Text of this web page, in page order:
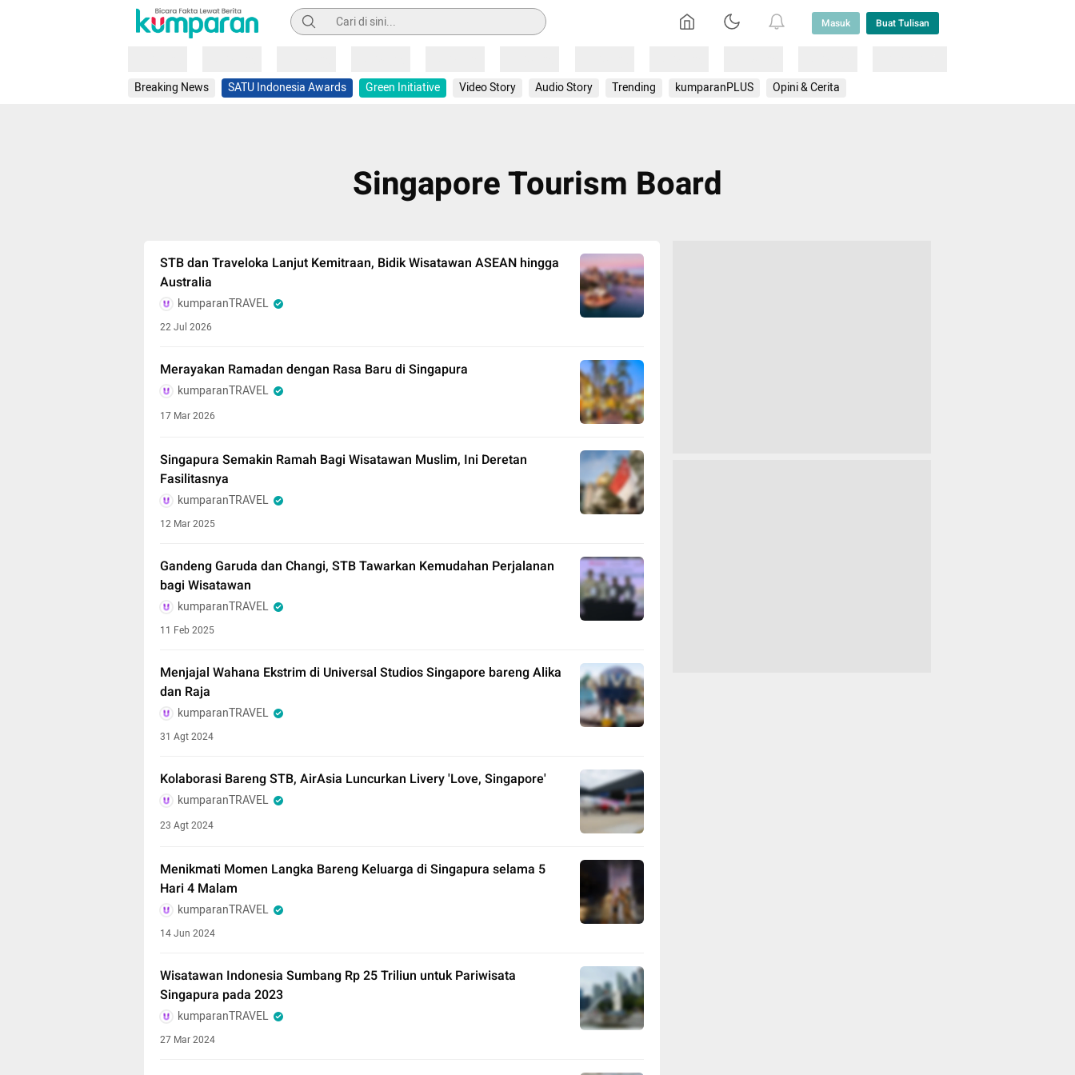
Pencarian Masuk Buat Tulisan
Breaking News SATU Indonesia Awards Green Initiative Video Story Audio Story Trending kumparanPLUS Opini & Cerita
Singapore Tourism Board
STB dan Traveloka Lanjut Kemitraan, Bidik Wisatawan ASEAN hingga
Australia
kumparanTRAVEL
22 Jul 2026
Merayakan Ramadan dengan Rasa Baru di Singapura
kumparanTRAVEL
17 Mar 2026
Singapura Semakin Ramah Bagi Wisatawan Muslim, Ini Deretan
Fasilitasnya
kumparanTRAVEL
12 Mar 2025
Gandeng Garuda dan Changi, STB Tawarkan Kemudahan Perjalanan
bagi Wisatawan
kumparanTRAVEL
11 Feb 2025
Menjajal Wahana Ekstrim di Universal Studios Singapore bareng Alika
dan Raja
kumparanTRAVEL
31 Agt 2024
Kolaborasi Bareng STB, AirAsia Luncurkan Livery 'Love, Singapore'
kumparanTRAVEL
23 Agt 2024
Menikmati Momen Langka Bareng Keluarga di Singapura selama 5
Hari 4 Malam
kumparanTRAVEL
14 Jun 2024
Wisatawan Indonesia Sumbang Rp 25 Triliun untuk Pariwisata
Singapura pada 2023
kumparanTRAVEL
27 Mar 2024